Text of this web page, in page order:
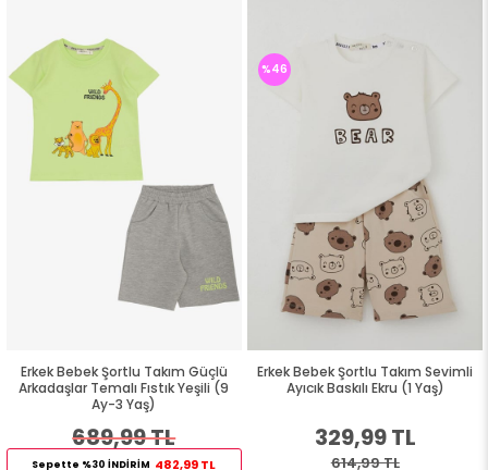
Erkek Bebek Şortlu Takım Güçlü
Arkadaşlar Temalı Fıstık Yeşili (9
Ay-3 Yaş)
689,99 TL
Sepette %30 İNDİRİM 482,99 TL
Erkek Bebek Şortlu Takım Sevimli
Ayıcık Baskılı Ekru (1 Yaş)
329,99 TL
614,99 TL
%46